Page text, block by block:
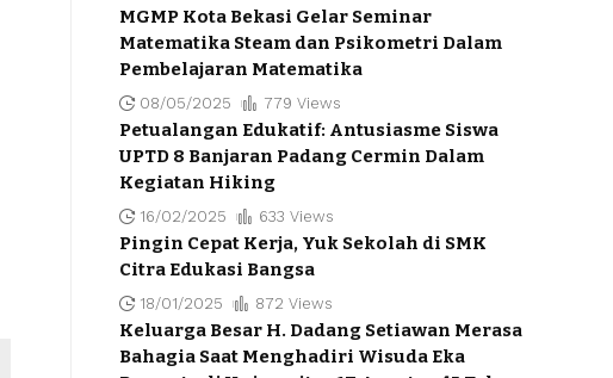
MGMP Kota Bekasi Gelar Seminar
Matematika Steam dan Psikometri Dalam
Pembelajaran Matematika
08/05/2025 779 Views
Petualangan Edukatif: Antusiasme Siswa
UPTD 8 Banjaran Padang Cermin Dalam
Kegiatan Hiking
16/02/2025 633 Views
Pingin Cepat Kerja, Yuk Sekolah di SMK
Citra Edukasi Bangsa
18/01/2025 872 Views
Keluarga Besar H. Dadang Setiawan Merasa
Bahagia Saat Menghadiri Wisuda Eka